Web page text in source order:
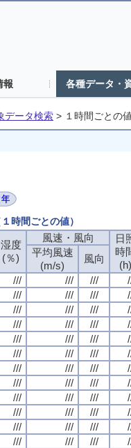
報 各種データ・
データ検索 > １時間ごとの
時間ごとの値）
湿度
(％)
風速・風向
日
時
(h)
平均風速
(m/s)
風向
/// /// ///
/// /// ///
/// /// ///
/// /// ///
/// /// ///
/// /// ///
/// /// ///
/// /// ///
/// /// ///
/// /// ///
/// /// ///
/// /// ///